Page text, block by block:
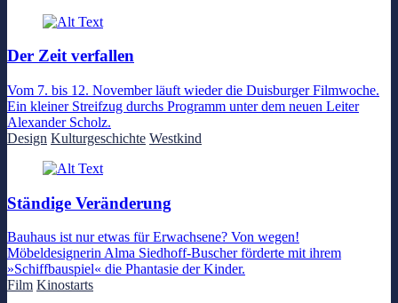
Der Zeit verfallen
Vom 7. bis 12. November läuft wieder die Duisburger Filmwoche.
Ein kleiner Streifzug durchs Programm unter dem neuen Leiter
Alexander Scholz.
Design Kulturgeschichte Westkind
Ständige Veränderung
Bauhaus ist nur etwas für Erwachsene? Von wegen!
Möbeldesignerin Alma Siedhoff-Buscher förderte mit ihrem
»Schiffbauspiel« die Phantasie der Kinder.
Film Kinostarts